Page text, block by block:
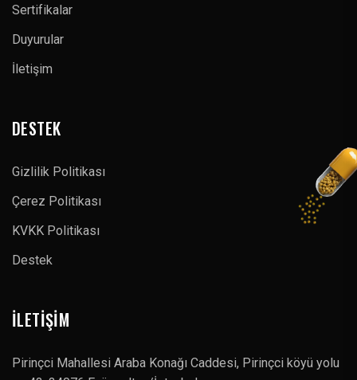
Sertifikalar
Duyurular
İletişim
DESTEK
Gizlilik Politikası
Çerez Politikası
KVKK Politikası
Destek
İLETIŞIM
Pirinçci Mahallesi Araba Konağı Caddesi, Pirinçci köyü yolu